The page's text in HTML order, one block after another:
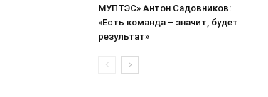
МУПТЭС» Антон Садовников:
«Есть команда – значит, будет
результат»